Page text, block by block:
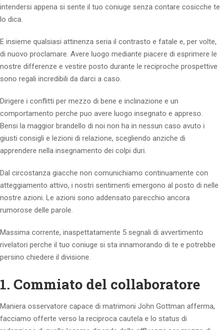
intendersi appena si sente il tuo coniuge senza contare cosicche te
lo dica.
E insieme qualsiasi attinenza seria il contrasto e fatale e, per volte,
di nuovo proclamare. Avere luogo mediante piacere di esprimere le
nostre differenze e vestire posto durante le reciproche prospettive
sono regali incredibili da darci a caso.
Dirigere i conflitti per mezzo di bene e inclinazione e un
comportamento perche puo avere luogo insegnato e appreso.
Bensi la maggior brandello di noi non ha in nessun caso avuto i
giusti consigli e lezioni di relazione, scegliendo anziche di
apprendere nella insegnamento dei colpi duri.
Dal circostanza giacche non comunichiamo continuamente con
atteggiamento attivo, i nostri sentimenti emergono al posto di nelle
nostre azioni. Le azioni sono addensato parecchio ancora
rumorose delle parole.
Massima corrente, inaspettatamente 5 segnali di avvertimento
rivelatori perche il tuo coniuge si sta innamorando di te e potrebbe
persino chiedere il divisione.
1. Commiato del collaboratore
Maniera osservatore capace di matrimoni John Gottman afferma,
facciamo offerte verso la reciproca cautela e lo status di